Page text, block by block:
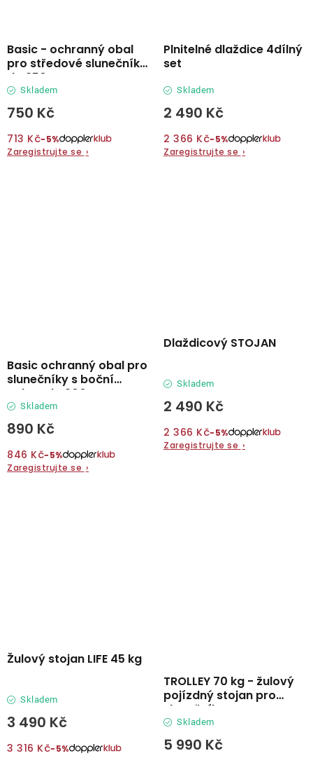
Basic - ochranný obal
pro středové slunečníky
do 350 cm
Skladem
750 Kč
713 Kč−5%
Zaregistrujte se ›
Plnitelné dlaždice 4dílný
set
Skladem
2 490 Kč
2 366 Kč−5%
Zaregistrujte se ›
Basic ochranný obal pro
slunečníky s boční
nohou do 300 cm
Skladem
890 Kč
846 Kč−5%
Zaregistrujte se ›
Dlaždicový STOJAN
Skladem
2 490 Kč
2 366 Kč−5%
Zaregistrujte se ›
Žulový stojan LIFE 45 kg
Skladem
3 490 Kč
3 316 Kč−5%
TROLLEY 70 kg - žulový
pojízdný stojan pro
slunečníky
Skladem
5 990 Kč